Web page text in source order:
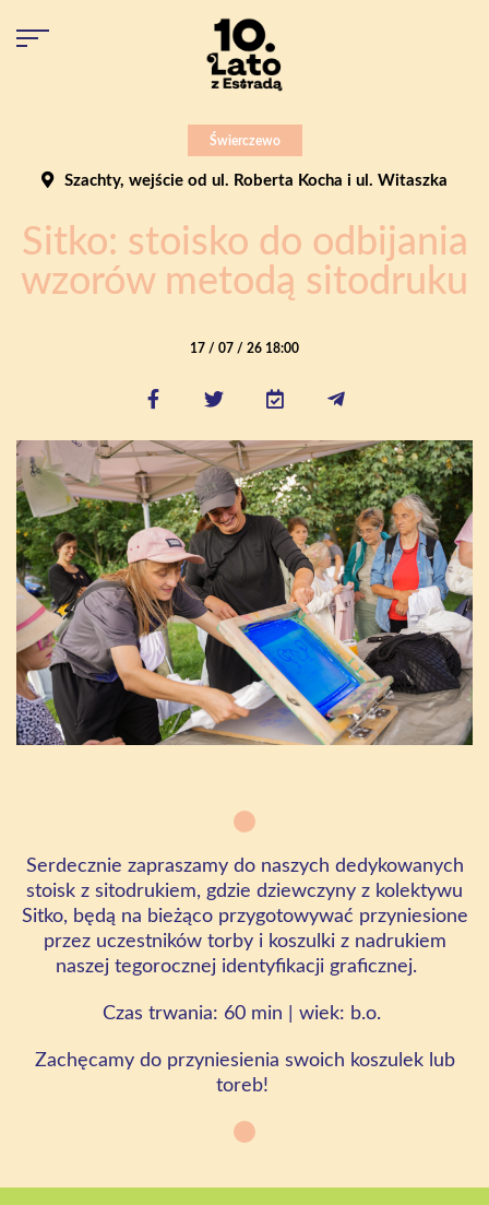
Świerczewo
Szachty, wejście od ul. Roberta Kocha i ul. Witaszka
Sitko: stoisko do odbijania
wzorów metodą sitodruku
17 / 07 / 26 18:00
Serdecznie zapraszamy do naszych dedykowanych
stoisk z sitodrukiem, gdzie dziewczyny z kolektywu
Sitko, będą na bieżąco przygotowywać przyniesione
przez uczestników torby i koszulki z nadrukiem
naszej tegorocznej identyfikacji graficznej.
Czas trwania: 60 min | wiek: b.o.
Zachęcamy do przyniesienia swoich koszulek lub
toreb!